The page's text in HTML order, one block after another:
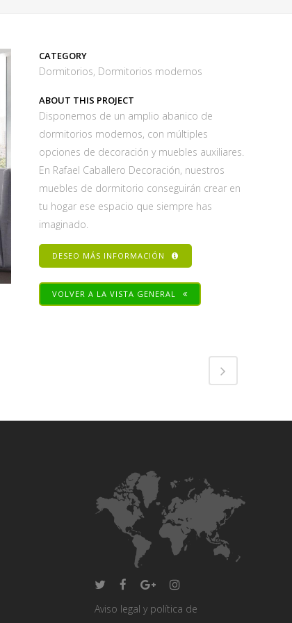
CATEGORY
Dormitorios, Dormitorios modernos
ABOUT THIS PROJECT
Disponemos de un amplio abanico de
dormitorios modernos, con múltiples
opciones de decoración y muebles auxiliares.
En Rafael Caballero Decoración, nuestros
muebles de dormitorio conseguirán crear en
tu hogar ese espacio que siempre has
imaginado.
DESEO MÁS INFORMACIÓN
VOLVER A LA VISTA GENERAL
Aviso legal y política de